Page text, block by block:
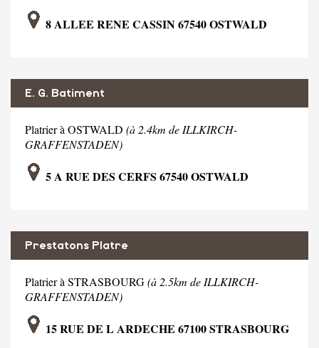
8 ALLEE RENE CASSIN 67540 OSTWALD
E. G. Batiment
Platrier à OSTWALD (à 2.4km de ILLKIRCH-
GRAFFENSTADEN)
5 A RUE DES CERFS 67540 OSTWALD
Prestatons Platre
Platrier à STRASBOURG(à 2.5km de ILLKIRCH-
GRAFFENSTADEN)
15 RUE DE L ARDECHE 67100 STRASBOURG